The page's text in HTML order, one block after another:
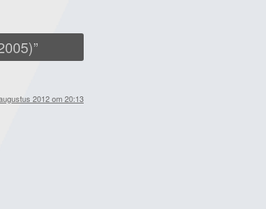
”
2012 om 20:13